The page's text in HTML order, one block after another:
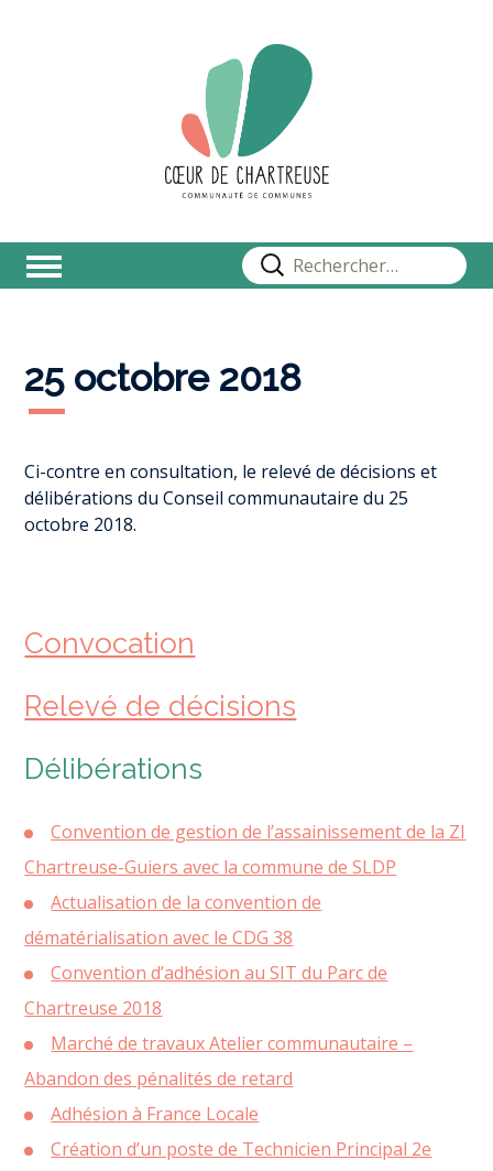
Rechercher :
25 octobre 2018
Ci-contre en consultation, le relevé de décisions et
délibérations du Conseil communautaire du 25
octobre 2018.
Convocation
Relevé de décisions
Délibérations
Convention de gestion de l’assainissement de la ZI
Chartreuse-Guiers avec la commune de SLDP
Actualisation de la convention de
dématérialisation avec le CDG 38
Convention d’adhésion au SIT du Parc de
Chartreuse 2018
Marché de travaux Atelier communautaire –
Abandon des pénalités de retard
Adhésion à France Locale
Création d’un poste de Technicien Principal 2e